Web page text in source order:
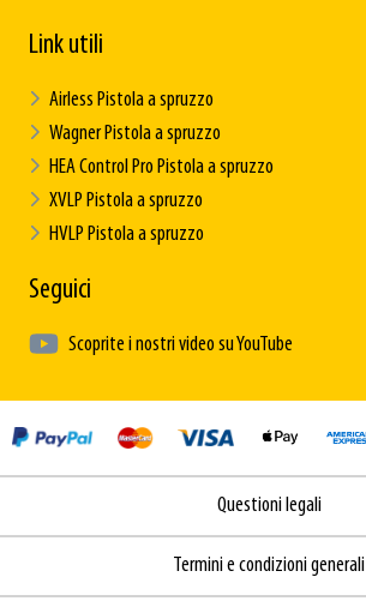
Link utili
Airless Pistola a spruzzo
Wagner Pistola a spruzzo
HEA Control Pro Pistola a spruzzo
XVLP Pistola a spruzzo
HVLP Pistola a spruzzo
Seguici
Scoprite i nostri video su YouTube
Questioni legali
Termini e condizioni generali